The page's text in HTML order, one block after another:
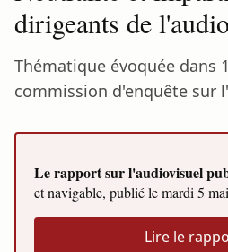
dirigeants de
Thématique évoquée dans
commission d'enquête sur
Le rapport sur l'audiovisuel
et navigable, publié lemardi 5
Lire le